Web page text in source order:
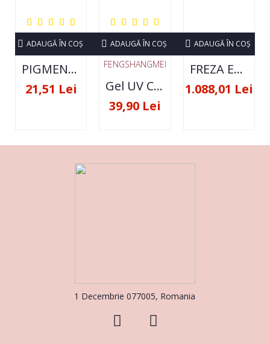
PIGMENT NEON SET 12 CULORI
21,51 Lei
ADAUGĂ ÎN COŞ
FENGSHANGMEI
Gel UV Constructie FSM 50ML - 07
39,90 Lei
ADAUGĂ ÎN COŞ
FREZA ELECTRICA STRONG 210 35000 RPM- ORIGINALA
1.088,01 Lei
ADAUGĂ ÎN COŞ
1 Decembrie 077005, Romania